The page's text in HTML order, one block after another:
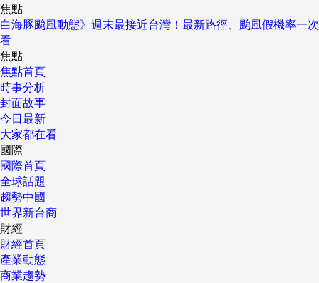
焦點
白海豚颱風動態》週末最接近台灣！最新路徑、颱風假機率一次
看
焦點
焦點首頁
時事分析
封面故事
今日最新
大家都在看
國際
國際首頁
全球話題
趨勢中國
世界新台商
財經
財經首頁
產業動態
商業趨勢